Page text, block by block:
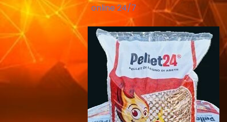
online 24/7